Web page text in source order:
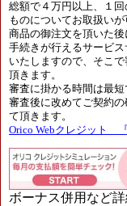
総額で４万円以上、１
ものについてお取扱いが
商品の御注文を頂いた
手続きが行えるサービ
いたしますので、そこ
頂きます。
審査に掛かる時間は最短
審査後に改めてご契約
て頂きます。
Orico Webクレジット
ボーナス併用など